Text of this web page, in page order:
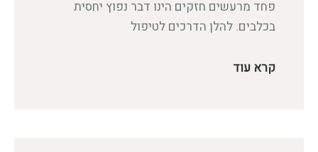
פחד מרעשים חזקים הינו דבר נפוץ יחסית
בכלבים. להלן הדרכים לטיפול
קרא עוד